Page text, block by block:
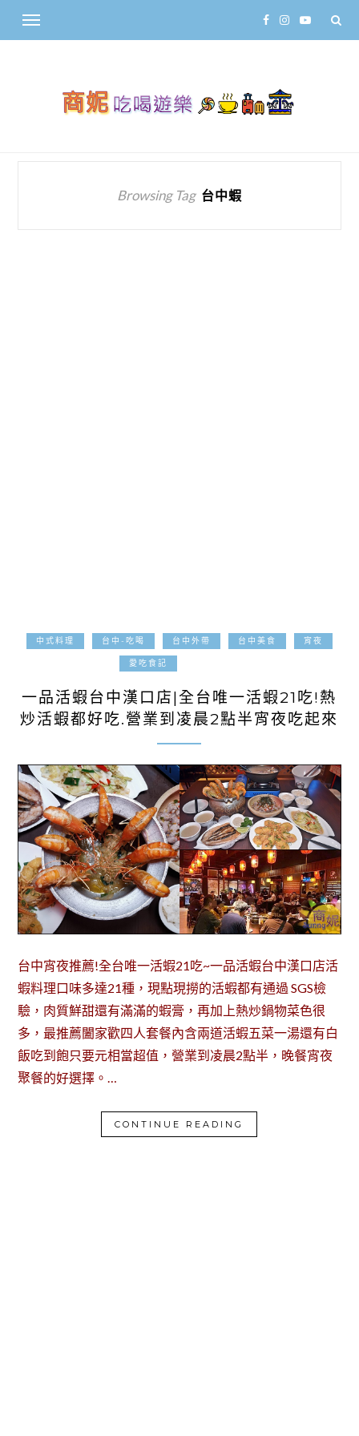
Browsing Tag 台中蝦
中式料理 台中-吃喝 台中外帶 台中美食 宵夜
愛吃食記
一品活蝦台中漢口店|全台唯一活蝦21吃!熱
炒活蝦都好吃.營業到凌晨2點半宵夜吃起來
台中宵夜推薦!全台唯一活蝦21吃~一品活蝦台中漢口店活
蝦料理口味多達21種，現點現撈的活蝦都有通過 SGS檢
驗，肉質鮮甜還有滿滿的蝦膏，再加上熱炒鍋物菜色很
多，最推薦闔家歡四人套餐內含兩道活蝦五菜一湯還有白
飯吃到飽只要元相當超值，營業到凌晨2點半，晚餐宵夜
聚餐的好選擇。…
CONTINUE READING